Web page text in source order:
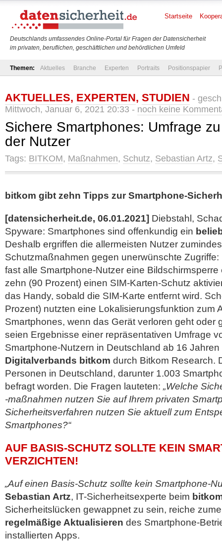
Deutschlands umfassendes Online-Portal für Fragen der Datensicherheit
im privaten, beruflichen, geschäftlichen und behördlichen Umfeld
Startseite
Themen: Aktuelles Branche Experten Portraits Positionspapier
AKTUELLES, EXPERTEN, STUDIEN -
Mittwoch, Januar 6, 2021 20:33 - noch keine
Sichere Smartphones: Umfrage
der Nutzer
Tags: BITKOM, Maßnahmen, Schutz, Sebastian Artz,
bitkom gibt zehn Tipps zur Smartphone-
[datensicherheit.de, 06.01.2021] Diebstahl,
Spyware: Smartphones sind offenkundig ein
Deshalb ergriffen die allermeisten Nutzer
Schutzmaßnahmen gegen unerwünschte
fast alle Smartphone-Nutzer eine
zehn (90 Prozent) einen SIM-Karten-Schutz
das Handy, sobald die SIM-Karte entfernt wird.
Prozent) nutzten eine Lokalisierungsfunktion zum
Smartphones, wenn das Gerät verloren geht oder
seien Ergebnisse einer repräsentativen Umfrage
Smartphone-Nutzern in Deutschland ab 16
Digitalverbands bitkom durch Bitkom Research.
Personen in Deutschland, darunter 1.003
befragt worden. Die Fragen lauteten: „Welche
-maßnahmen nutzen Sie auf Ihrem privaten
Sicherheitsverfahren nutzen Sie aktuell zum
Smartphones?“
AUF BASIS-SCHUTZ SOLLTE KEIN
VERZICHTEN!
„Auf einen Basis-Schutz sollte kein Smartphone-
Sebastian Artz, IT-Sicherheitsexperte beim
Sicherheitslücken gewappnet zu sein, reiche
regelmäßige Aktualisieren des Smartphone-
installierten Apps.